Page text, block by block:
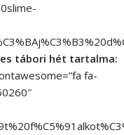
tábori hét tartalma:
fa-